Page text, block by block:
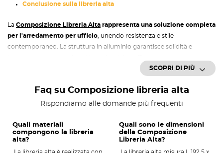
Conclusione sulla libreria alta
La Composizione Libreria Alta rappresenta una soluzione completa
per l'arredamento per ufficio , unendo resistenza e stile
contemporaneo. La struttura in alluminio garantisce solidità e
dimensioni di L.192,5 x P.34,5 x H.210
appesantire l'ambiente.
Caratteristiche principali della
composizione libreria alta
Struttura in alluminio con montanti verticalidi sezione 25x25
SCOPRI DI PIÙ
Faq su Composizione libreria alta
Rispondiamo alle domande più frequenti
Quali materiali
compongono la libreria
alta?
Quali sono le dimensioni
della Composizione
Libreria Alta?